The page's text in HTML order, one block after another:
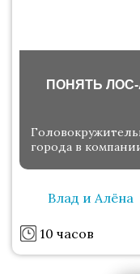
ПОНЯТЬ
города в
Влад и Алёна
10 часов